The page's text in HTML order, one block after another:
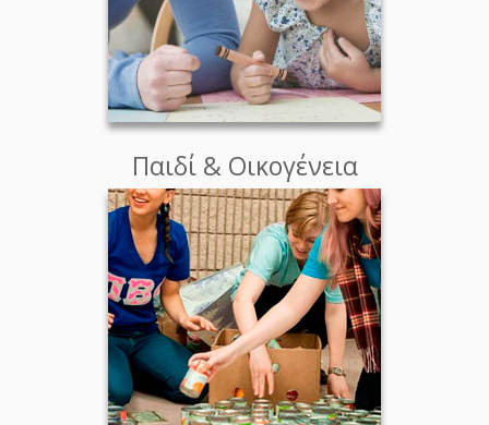
Παιδί & Οικογένεια